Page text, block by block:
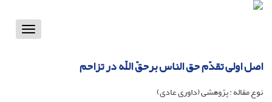
Toggle
اصل اولی تقدّم حق الناس برحقّ اللّه در تزاحم
نوع مقاله : پژوهشی (داوری عادی)